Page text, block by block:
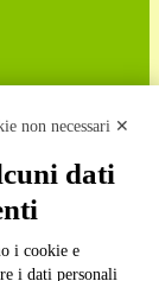
non necessari ✕
dati
i cookie e
i dati personali